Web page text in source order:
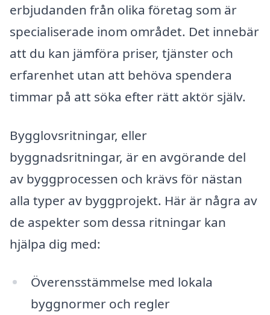
erbjudanden från olika företag som är
specialiserade inom området. Det innebär
att du kan jämföra priser, tjänster och
erfarenhet utan att behöva spendera
timmar på att söka efter rätt aktör själv.
Bygglovsritningar, eller
byggnadsritningar, är en avgörande del
av byggprocessen och krävs för nästan
alla typer av byggprojekt. Här är några av
de aspekter som dessa ritningar kan
hjälpa dig med:
Överensstämmelse med lokala
byggnormer och regler